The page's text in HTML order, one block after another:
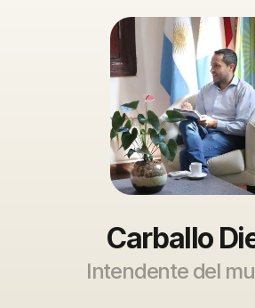
Carballo
Intendente del